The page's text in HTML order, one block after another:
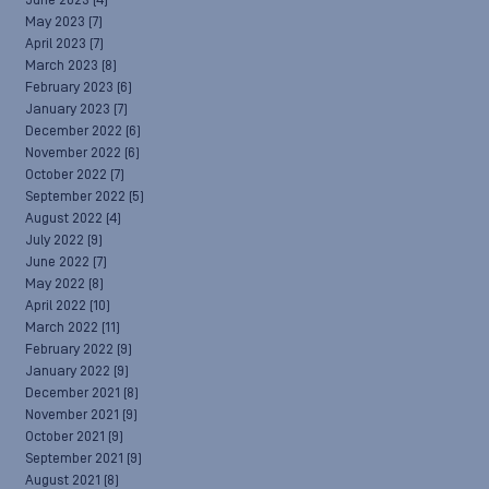
May 2023 (7)
April 2023 (7)
March 2023 (8)
February 2023 (6)
January 2023 (7)
December 2022 (6)
November 2022 (6)
October 2022 (7)
September 2022 (5)
August 2022 (4)
July 2022 (9)
June 2022 (7)
May 2022 (8)
April 2022 (10)
March 2022 (11)
February 2022 (9)
January 2022 (9)
December 2021 (8)
November 2021 (9)
October 2021 (9)
September 2021 (9)
August 2021 (8)